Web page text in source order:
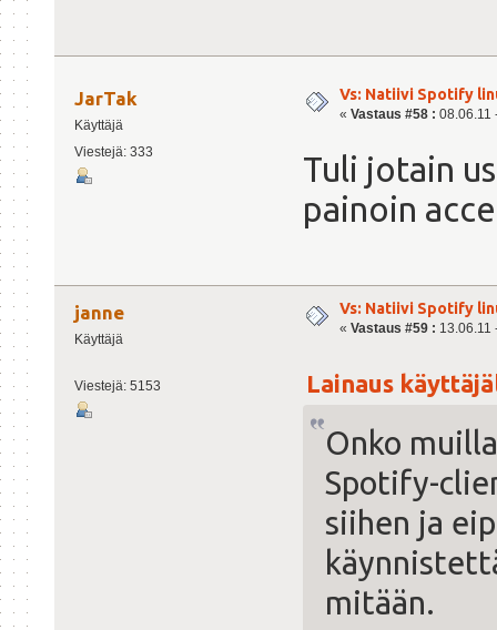
JarTak
Käyttäjä
Viestejä: 333
Vs: Natiivi Spotify
« Vastaus #58 : 08.06.11
Tuli jotain
painoin
janne
Käyttäjä
Viestejä: 5153
Vs: Natiivi Spotify
« Vastaus #59 : 13.06.11
Lainaus
Onko
Spotify-
siihen ja
mitään.